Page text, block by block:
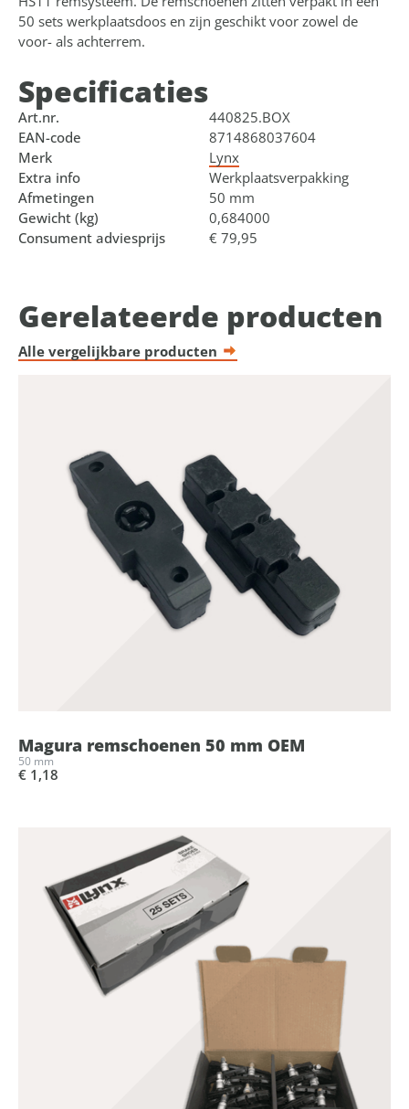
50 sets werkplaatsdoos en zijn geschikt voor zowel de
voor- als achterrem.
Specificaties
Art.nr.
440825.BOX
EAN-code
8714868037604
Merk
Lynx
Extra info
Werkplaatsverpakking
Afmetingen
50 mm
Gewicht (kg)
0,684000
Consument adviesprijs
€ 79,95
Gerelateerde producten
Alle vergelijkbare producten
Magura remschoenen 50 mm OEM
50 mm
€ 1,18